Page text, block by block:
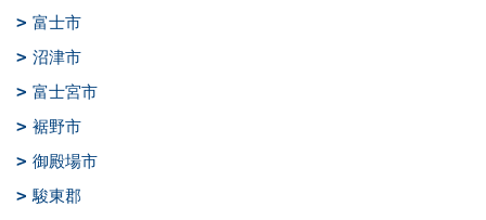
富士市
沼津市
富士宮市
裾野市
御殿場市
駿東郡